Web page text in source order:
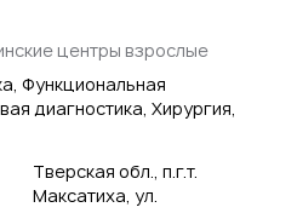
центры взрослые
Функциональная
диагностика, Хирургия,
Тверская обл., п.г.т.
Максатиха, ул.